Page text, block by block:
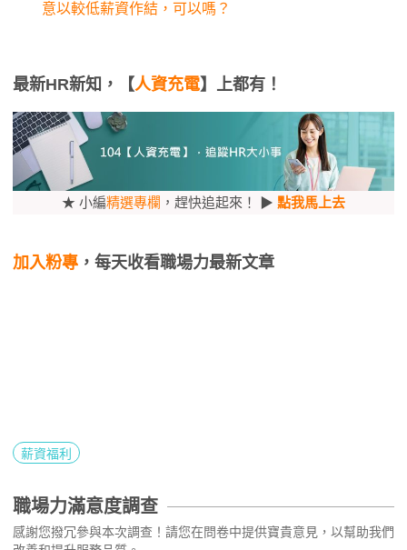
意以較低薪資作結，可以嗎？
最新HR新知，【人資充電】上都有！
★ 小編精選專欄 ，趕快追起來！ ▶ 點我馬上去
加入粉專 ，每天收看職場力最新文章
薪資福利
職場力滿意度調查
感謝您撥冗參與本次調查！請您在問卷中提供寶貴意見，以幫助我們